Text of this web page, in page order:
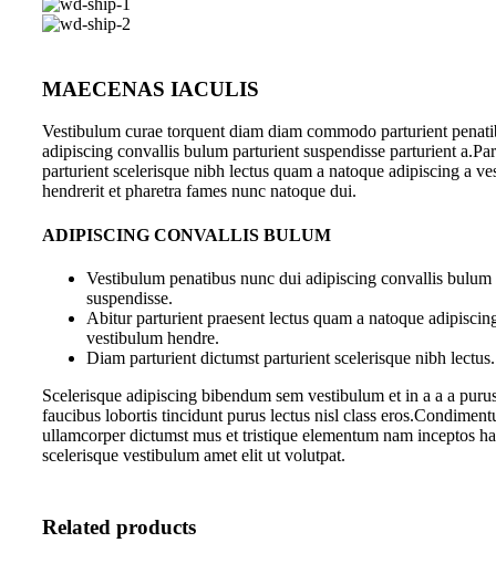
MAECENAS IACULIS
Vestibulum curae torquent diam diam commodo parturient
adipiscing convallis bulum parturient suspendisse parturient
parturient scelerisque nibh lectus quam a natoque adipiscing a
hendrerit et pharetra fames nunc natoque dui.
ADIPISCING CONVALLIS BULUM
Vestibulum penatibus nunc dui adipiscing convallis bulum
suspendisse.
Abitur parturient praesent lectus quam a natoque
vestibulum hendre.
Diam parturient dictumst parturient scelerisque nibh lectus.
Scelerisque adipiscing bibendum sem vestibulum et in a a a
faucibus lobortis tincidunt purus lectus nisl class
ullamcorper dictumst mus et tristique elementum nam inceptos
scelerisque vestibulum amet elit ut volutpat.
Related products